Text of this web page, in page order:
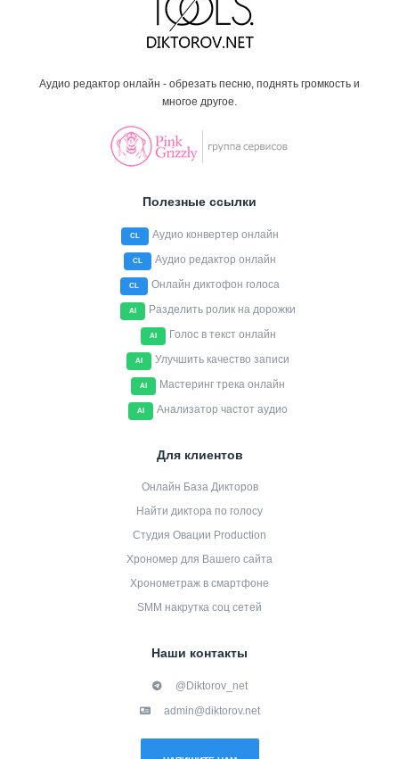
Аудио редактор онлайн - обрезать песню, поднять громкость и
многое другое.
Полезные ссылки
CL Аудио конвертер онлайн
CL Аудио редактор онлайн
CL Онлайн диктофон голоса
AI Разделить ролик на дорожки
AI Голос в текст онлайн
AI Улучшить качество записи
AI Мастеринг трека онлайн
AI Анализатор частот аудио
Для клиентов
Онлайн База Дикторов
Найти диктора по голосу
Студия Овации Production
Хрономер для Вашего сайта
Хронометраж в смартфоне
SMM накрутка соц сетей
Наши контакты
@Diktorov_net
admin@diktorov.net